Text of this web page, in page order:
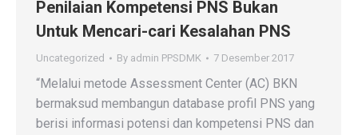
Penilaian Kompetensi PNS Bukan
Untuk Mencari-cari Kesalahan PNS
Uncategorized By admin PPSDMK 7 Desember 2017
“Melalui metode Assessment Center (AC) BKN
bermaksud membangun database profil PNS yang
berisi informasi potensi dan kompetensi PNS dan